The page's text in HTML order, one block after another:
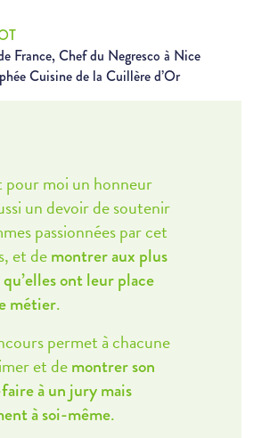
France, Chef du Negresco à Nice
Cuisine de la Cuillère d’Or
pour moi un honneur
un devoir de soutenir
passionnées par cet
et demontrer aux plus
ont leur place
métier.
permet à chacune
et demontrer son
à un jury mais
à soi-même.